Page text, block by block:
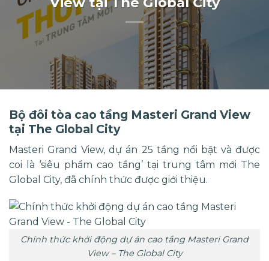
Bộ đôi tòa cao tầng Masteri Grand View
tại The Global City
Masteri Grand View, dự án 25 tầng nổi bật và được
coi là ‘siêu phẩm cao tầng’ tại trung tâm mới The
Global City, đã chính thức được giới thiệu.
Chính thức khởi động dự án cao tầng Masteri Grand
View – The Global City